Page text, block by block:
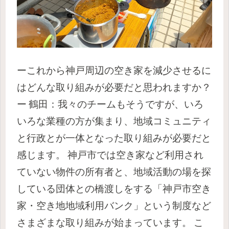
ーこれから神戸周辺の空き家を減少させるに
はどんな取り組みが必要だと思われますか？
ー 鶴田：我々のチームもそうですが、いろ
いろな業種の方が集まり、地域コミュニティ
と行政とが一体となった取り組みが必要だと
感じます。
神戸市では空き家など利用され
ていない物件の所有者と、地域活動の場を探
している団体との橋渡しをする「 神戸市空き
家・空き地地域利用バンク 」という制度など
さまざまな取り組みが始まっています。
こ